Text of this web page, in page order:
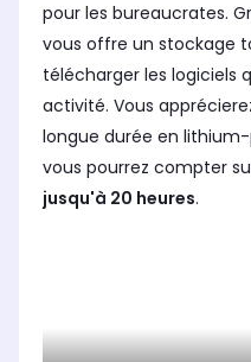
pour les bureaucrates.
vous offre un stockage
télécharger les logiciels
activité. Vous
longue durée en
vous pourrez compter
jusqu'à 20 heures.